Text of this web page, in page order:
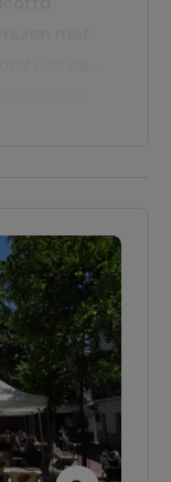
tafel